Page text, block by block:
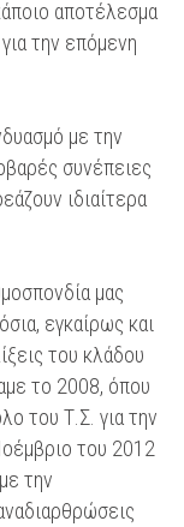
αποτέλεσμα
την επόμενη
με την
συνέπειες
ιδιαίτερα
μας
εγκαίρως και
του κλάδου
το 2008, όπου
του Τ.Σ. για την
του 2012
την